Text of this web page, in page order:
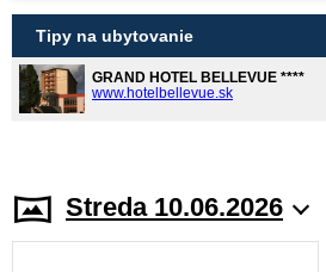
Tipy na ubytovanie
GRAND HOTEL BELLEVUE ****
www.hotelbellevue.sk
Streda 10.06.2026